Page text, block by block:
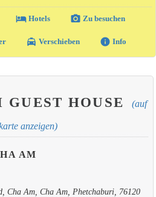
local_hotelHotels photo_camera Zu besuchen
local_taxi Verschieben info Info
HOUSE (auf
anzeigen)
AM
Cha Am, Cha Am, Phetchaburi, 76120